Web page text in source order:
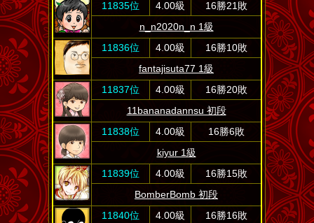
11835位
4.00級
16勝21敗
n_n2020n_n 1級
11836位
4.00級
16勝10敗
fantajisuta77 1級
11837位
4.00級
16勝20敗
11bananadannsu 初段
11838位
4.00級
16勝6敗
kiyur 1級
11839位
4.00級
16勝15敗
BomberBomb 初段
11840位
4.00級
16勝16敗